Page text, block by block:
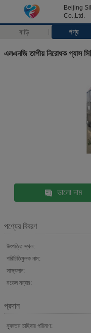
Beijing
Co.,Ltd.
বাড়ি পণ্য
এলএনজি তাপীয় নিরোধক গ্যাস
ভালো দাম
পণ্যের বিবরণ
উৎপত্তি স্থল:
পরিচিতিমুলক নাম:
সাক্ষ্যদান:
মডেল নম্বার:
প্রদান
ন্যূনতম চাহিদার পরিমাণ: